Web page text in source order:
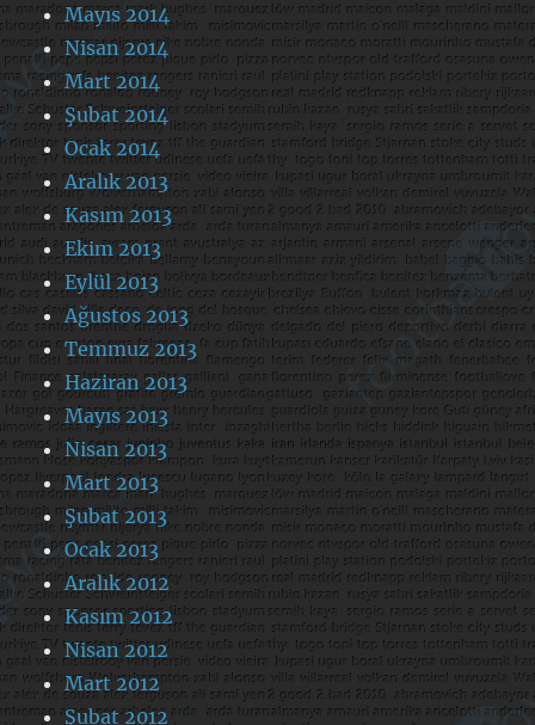
Mayıs 2014
Nisan 2014
Mart 2014
Şubat 2014
Ocak 2014
Aralık 2013
Kasım 2013
Ekim 2013
Eylül 2013
Ağustos 2013
Temmuz 2013
Haziran 2013
Mayıs 2013
Nisan 2013
Mart 2013
Şubat 2013
Ocak 2013
Aralık 2012
Kasım 2012
Nisan 2012
Mart 2012
Şubat 2012